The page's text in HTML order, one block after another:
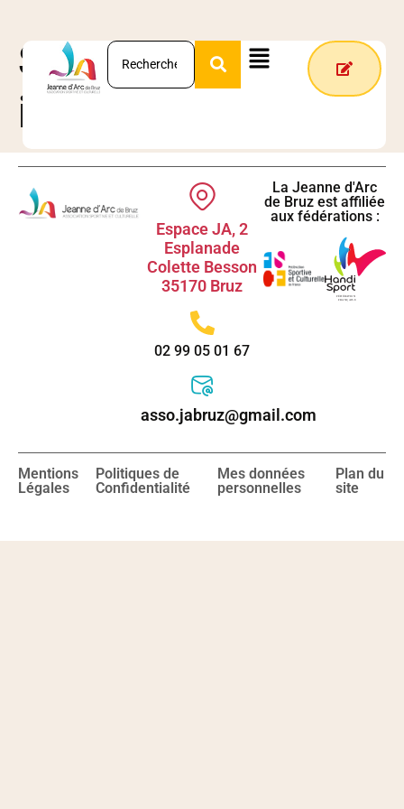
Stats Types :
iPhone
Espace JA, 2
Esplanade
Colette Besson
35170 Bruz
02 99 05 01 67
asso.jabruz@gmail.com
La Jeanne d'Arc
de Bruz est affiliée
aux fédérations :
Mentions
Légales
Politiques de
Confidentialité
Mes données
personnelles
Plan du
site